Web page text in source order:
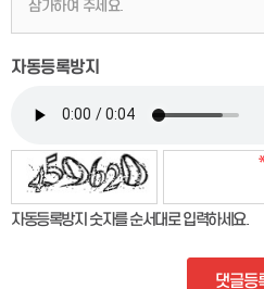
삼가하여 주세요.
자동등록방지
자동등록방지 숫자를 순서대로 입력하세요.
댓글등